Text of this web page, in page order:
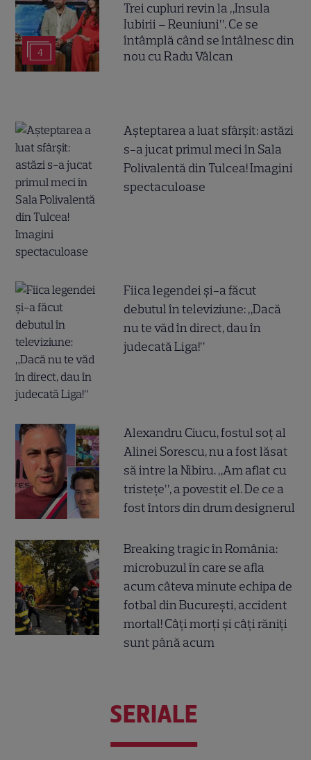
4
Trei cupluri revin la „Insula
Iubirii – Reuniuni”. Ce se
întâmplă când se întâlnesc din
nou cu Radu Vâlcan
Așteptarea a luat sfârșit: astăzi
s-a jucat primul meci în Sala
Polivalentă din Tulcea! Imagini
spectaculoase
Fiica legendei și-a făcut
debutul în televiziune: „Dacă
nu te văd în direct, dau în
judecată Liga!”
Alexandru Ciucu, fostul soț al
Alinei Sorescu, nu a fost lăsat
să intre la Nibiru. „Am aflat cu
tristețe”, a povestit el. De ce a
fost întors din drum designerul
Breaking tragic în România:
microbuzul în care se afla
acum câteva minute echipa de
fotbal din București, accident
mortal! Câți morți și câți răniți
sunt până acum
SERIALE